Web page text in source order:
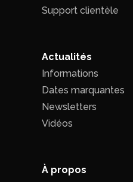
Support clientèle
Actualités
Informations
Dates marquantes
Newsletters
Vidéos
À propos